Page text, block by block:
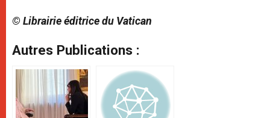
© Librairie éditrice du Vatican
Autres Publications :